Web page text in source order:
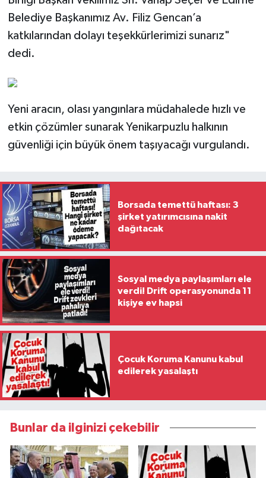
Belediye Başkanımız Av. Filiz Gencan’a
katkılarından dolayı teşekkürlerimizi sunarız"
dedi.
Yeni aracın, olası yangınlara müdahalede hızlı ve
etkin çözümler sunarak Yenikarpuzlu halkının
güvenliği için büyük önem taşıyacağı vurgulandı.
Borsada temettü haftası: 3
şirket yatırımcısına nakit
dağıtacak
Sosyal medya paylaşımları ele
verdi! Drift operasyonunda 11
kişiye ev hapsi
Çocuk Koruma Kanunu kabul
edilerek yasalaştı
Bunlar da ilginizi çekebilir